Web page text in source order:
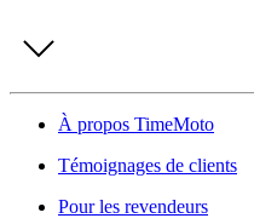
À propos TimeMoto
Témoignages de clients
Pour les revendeurs